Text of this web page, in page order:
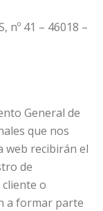
nº 41 – 46018 –
General de
que nos
web recibirán el
de
cliente o
a formar parte